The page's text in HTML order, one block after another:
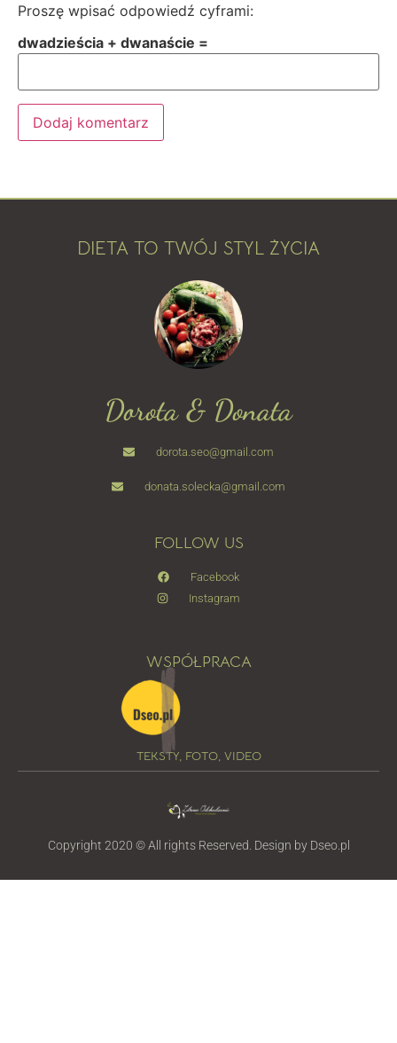
Proszę wpisać odpowiedź cyframi:
dwadzieścia + dwanaście =
FOLLOW US
Facebook
Instagram
WSPÓŁPRACA
TEKSTY, FOTO, VIDEO
DIETA TO TWÓJ STYL ŻYCIA
Dorota & Donata
dorota.seo@gmail.com
donata.solecka@gmail.com
Copyright 2020 © All rights Reserved. Design by Dseo.pl